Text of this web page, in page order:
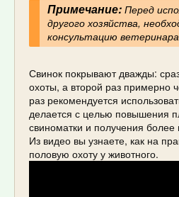
Примечание:Перед
другого хозяйства,
консультацию
Свинок покрывают дважды:
охоты, а второй раз примерно
раз рекомендуется
делается с целью повышения
свиноматки и получения более
Из видео вы узнаете, как на
половую охоту у животного.